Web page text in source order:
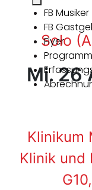
FB Musiker
FB
Flyer
Solo
Mi. 26
Klinikum
Klinik und